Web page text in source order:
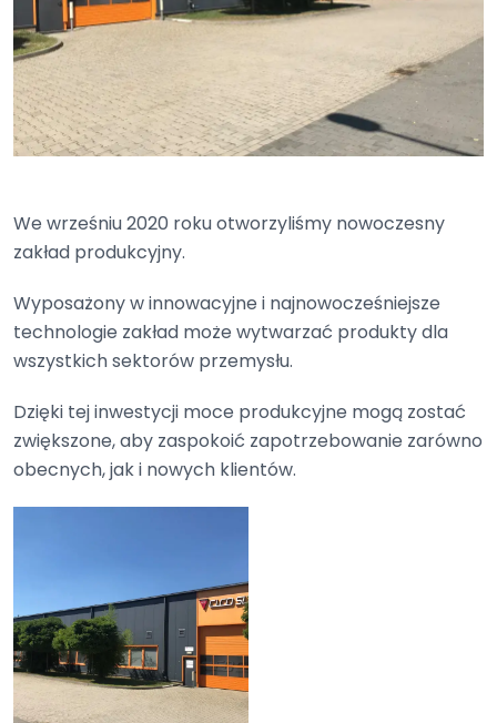
We wrześniu 2020 roku otworzyliśmy nowoczesny
zakład produkcyjny.
Wyposażony w innowacyjne i najnowocześniejsze
technologie zakład może wytwarzać produkty dla
wszystkich sektorów przemysłu.
Dzięki tej inwestycji moce produkcyjne mogą zostać
zwiększone, aby zaspokoić zapotrzebowanie zarówno
obecnych, jak i nowych klientów.